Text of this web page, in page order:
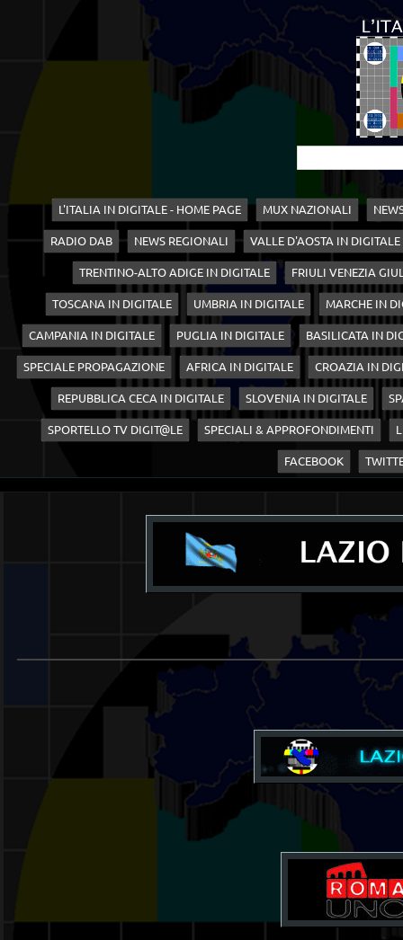
L'ITALIA IN DIGITALE - HOME PAGE MUX NAZIONALI
RADIO DAB NEWS REGIONALI VALLE D'AOSTA IN DIGITALE
TRENTINO-ALTO ADIGE IN DIGITALE FRIULI VENEZIA
TOSCANA IN DIGITALE UMBRIA IN DIGITALE MARCHE IN
CAMPANIA IN DIGITALE PUGLIA IN DIGITALE BASILICATA IN
SPECIALE PROPAGAZIONE AFRICA IN DIGITALE CROAZIA IN
REPUBBLICA CECA IN DIGITALE SLOVENIA IN DIGITALE
SPORTELLO TV DIGIT@LE SPECIALI & APPROFONDIMENTI
FACEBOOK